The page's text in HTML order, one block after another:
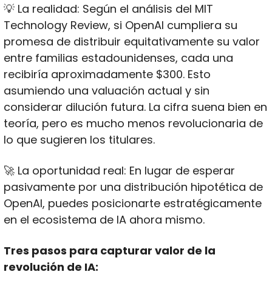
💡 La realidad: Según el análisis del MIT
Technology Review, si OpenAI cumpliera su
promesa de distribuir equitativamente su valor
entre familias estadounidenses, cada una
recibiría aproximadamente $300. Esto
asumiendo una valuación actual y sin
considerar dilución futura. La cifra suena bien en
teoría, pero es mucho menos revolucionaria de
lo que sugieren los titulares.
🚀 La oportunidad real: En lugar de esperar
pasivamente por una distribución hipotética de
OpenAI, puedes posicionarte estratégicamente
en el ecosistema de IA ahora mismo.
Tres pasos para capturar valor de la
revolución de IA: